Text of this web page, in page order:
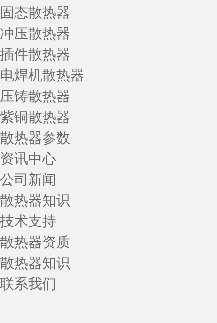
固态散热器
冲压散热器
插件散热器
电焊机散热器
压铸散热器
紫铜散热器
散热器参数
资讯中心
公司新闻
散热器知识
技术支持
散热器资质
散热器知识
联系我们